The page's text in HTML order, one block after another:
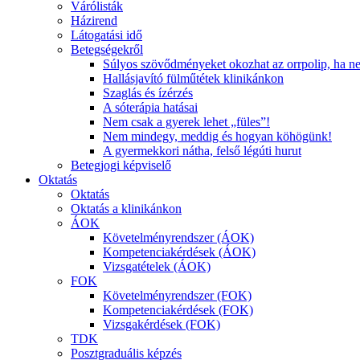
Várólisták
Házirend
Látogatási idő
Betegségekről
Súlyos szövődményeket okozhat az orrpolip, ha
Hallásjavító fülműtétek klinikánkon
Szaglás és ízérzés
A sóterápia hatásai
Nem csak a gyerek lehet „füles”!
Nem mindegy, meddig és hogyan köhögünk!
A gyermekkori nátha, felső légúti hurut
Betegjogi képviselő
Oktatás
Oktatás
Oktatás a klinikánkon
ÁOK
Követelményrendszer (ÁOK)
Kompetenciakérdések (ÁOK)
Vizsgatételek (ÁOK)
FOK
Követelményrendszer (FOK)
Kompetenciakérdések (FOK)
Vizsgakérdések (FOK)
TDK
Posztgraduális képzés